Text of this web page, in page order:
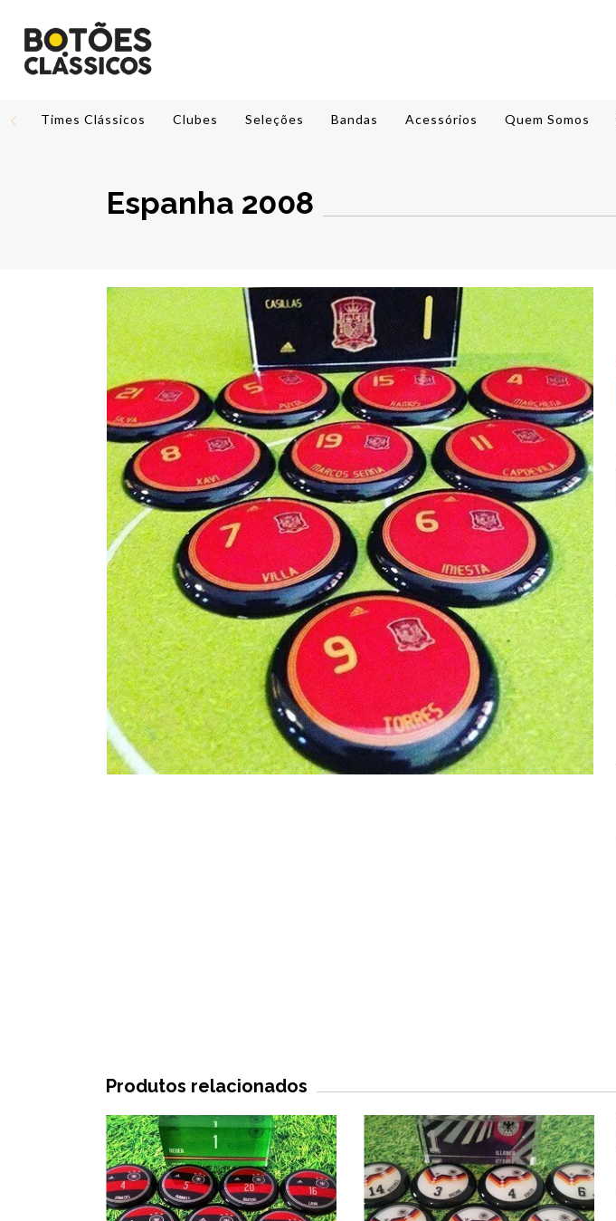
Times Clássicos Clubes Seleções Bandas Acessórios Quem Somos
Espanha 2008
Produtos relacionados